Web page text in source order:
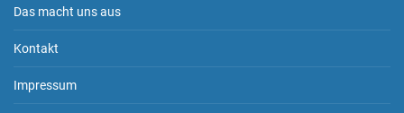
Das macht uns aus
Kontakt
Impressum